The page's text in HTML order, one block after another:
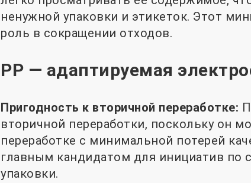
ненужной упаковки и этикеток. Этот
роль в сокращении отходов.
PP — адаптируемая
Пригодность к вторичной переработке:
вторичной переработки, поскольку он
переработке с минимальной потерей
главным кандидатом для инициатив по
упаковки.